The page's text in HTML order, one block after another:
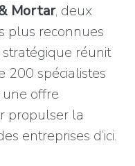
Mortar, deux
plus reconnues
réunit
200 spécialistes
offre
propulser la
entreprises d’ici.